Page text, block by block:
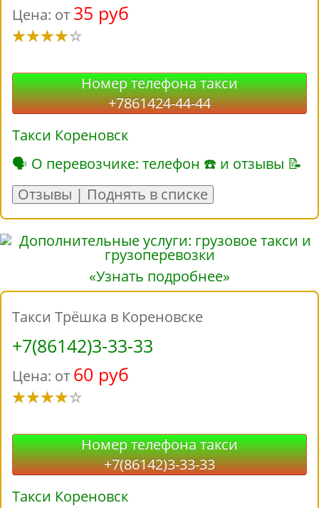
Цена: от 35 руб
Номер телефона такси
+7861424-44-44
Такси Кореновск
🗣 О перевозчике: телефон ☎ и отзывы 📝
Отзывы | Поднять в списке
«Узнать подробнее»
Такси Трёшка в Кореновске
+7(86142)3-33-33
Цена: от 60 руб
Номер телефона такси
+7(86142)3-33-33
Такси Кореновск